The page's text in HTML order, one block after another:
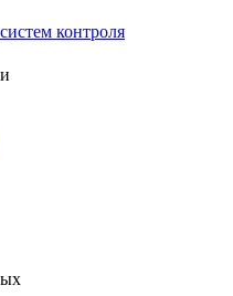
контроля